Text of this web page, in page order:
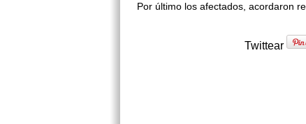
Por último los afectados, acordaron
Twittear